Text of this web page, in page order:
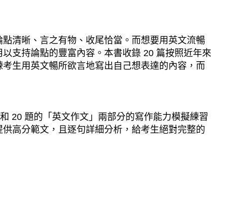
清晰、言之有物、收尾恰當。而想要用英文流暢
支持論點的豐富內容。本書收錄 20 篇按照近年來
生用英文暢所欲言地寫出自己想表達的內容，而
20 題的「英文作文」兩部分的寫作能力模擬練習
高分範文，且逐句詳細分析，給考生絕對完整的